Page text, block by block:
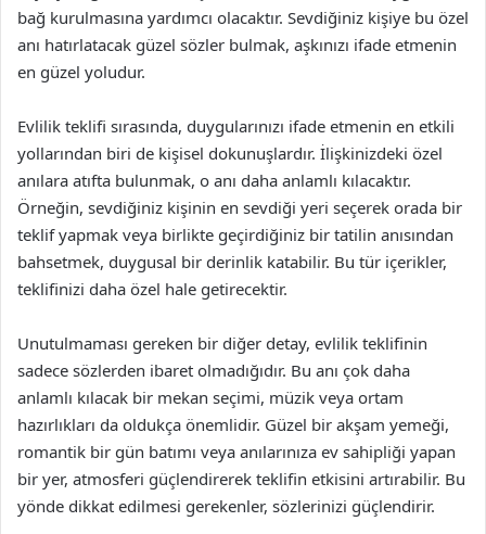
bağ kurulmasına yardımcı olacaktır. Sevdiğiniz kişiye bu özel
anı hatırlatacak güzel sözler bulmak, aşkınızı ifade etmenin
en güzel yoludur.
Evlilik teklifi sırasında, duygularınızı ifade etmenin en etkili
yollarından biri de kişisel dokunuşlardır. İlişkinizdeki özel
anılara atıfta bulunmak, o anı daha anlamlı kılacaktır.
Örneğin, sevdiğiniz kişinin en sevdiği yeri seçerek orada bir
teklif yapmak veya birlikte geçirdiğiniz bir tatilin anısından
bahsetmek, duygusal bir derinlik katabilir. Bu tür içerikler,
teklifinizi daha özel hale getirecektir.
Unutulmaması gereken bir diğer detay, evlilik teklifinin
sadece sözlerden ibaret olmadığıdır. Bu anı çok daha
anlamlı kılacak bir mekan seçimi, müzik veya ortam
hazırlıkları da oldukça önemlidir. Güzel bir akşam yemeği,
romantik bir gün batımı veya anılarınıza ev sahipliği yapan
bir yer, atmosferi güçlendirerek teklifin etkisini artırabilir. Bu
yönde dikkat edilmesi gerekenler, sözlerinizi güçlendirir.